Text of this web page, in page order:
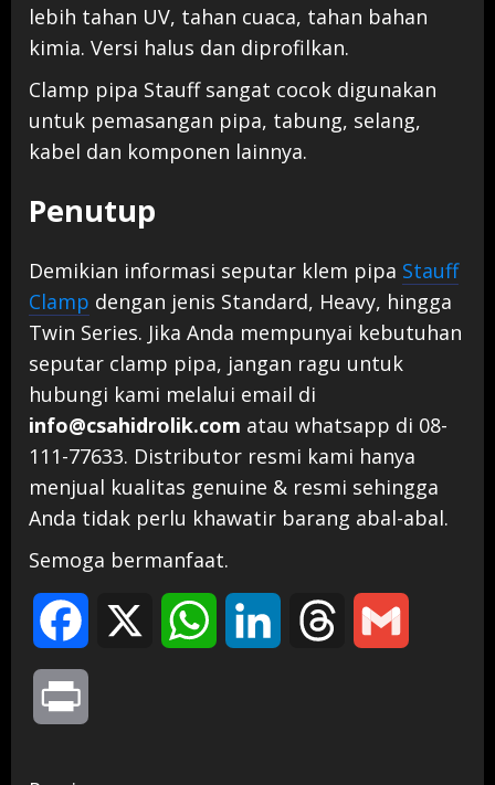
lebih tahan UV, tahan cuaca, tahan bahan
kimia. Versi halus dan diprofilkan.
Clamp pipa Stauff sangat cocok digunakan
untuk pemasangan pipa, tabung, selang,
kabel dan komponen lainnya.
Penutup
Demikian informasi seputar klem pipa Stauff
Clamp dengan jenis Standard, Heavy, hingga
Twin Series. Jika Anda mempunyai kebutuhan
seputar clamp pipa, jangan ragu untuk
hubungi kami melalui email di
info@csahidrolik.com atau whatsapp di 08-
111-77633. Distributor resmi kami hanya
menjual kualitas genuine & resmi sehingga
Anda tidak perlu khawatir barang abal-abal.
Semoga bermanfaat.
Facebook WhatsAppLinkedIn Threads